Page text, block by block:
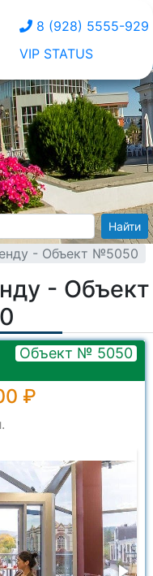
8 (928) 5555-929
VIP STATUS
Найти
- Объект №5050
- Объект
Объект № 5050
₽